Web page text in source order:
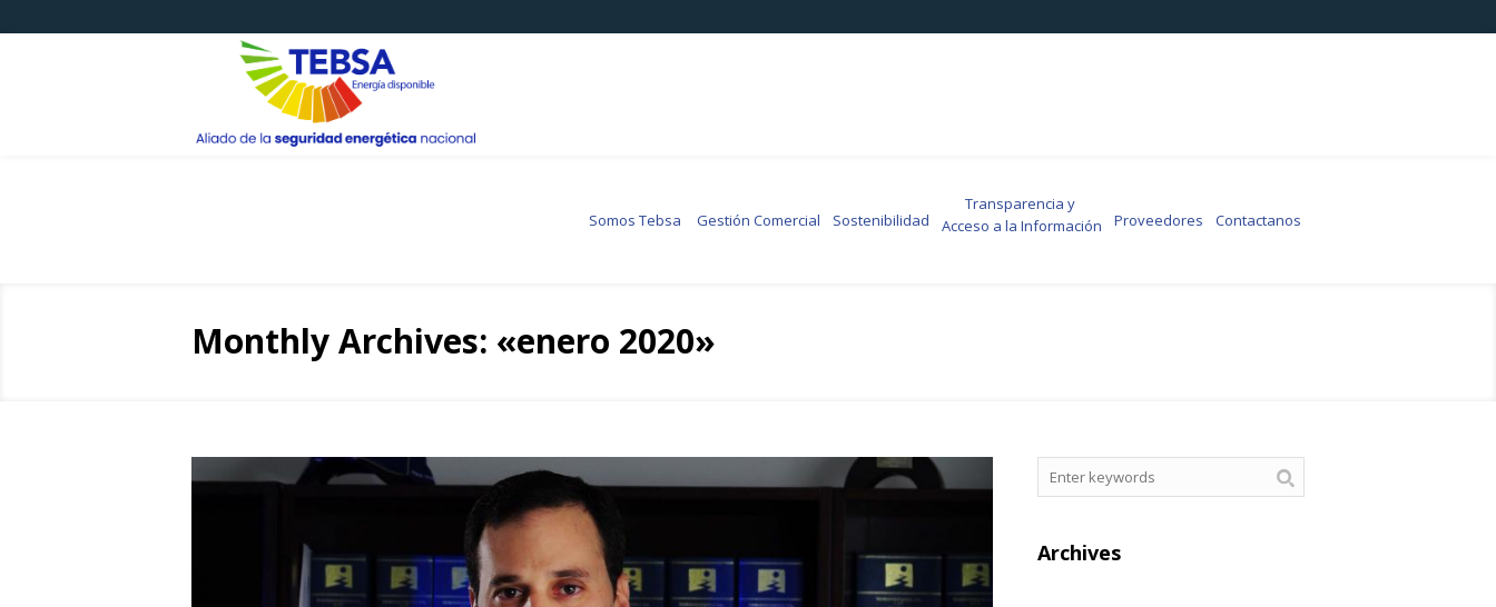
Somos Tebsa Gestión Comercial Sostenibilidad
Transparencia y
Acceso a la Información
Proveedores Contactanos
Monthly Archives: «enero 2020»
Archives